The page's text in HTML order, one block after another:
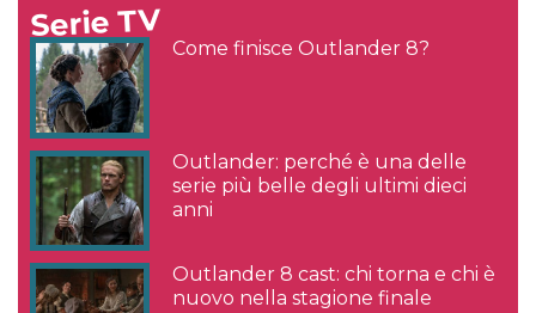
Serie TV
Come finisce Outlander 8?
Outlander: perché è una delle
serie più belle degli ultimi dieci
anni
Outlander 8 cast: chi torna e chi è
nuovo nella stagione finale